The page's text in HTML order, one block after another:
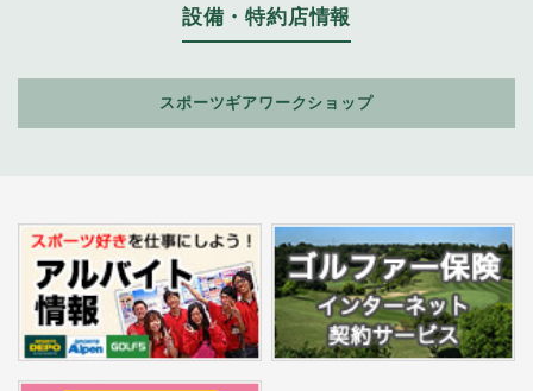
設備・特約店情報
スポーツギアワークショップ